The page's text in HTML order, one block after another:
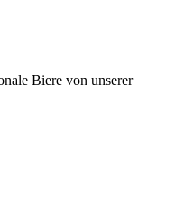
Biere von unserer